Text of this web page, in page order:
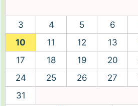
3
4 5 6
10
11 12 13
17
18 19 20
24
25 26 27
31